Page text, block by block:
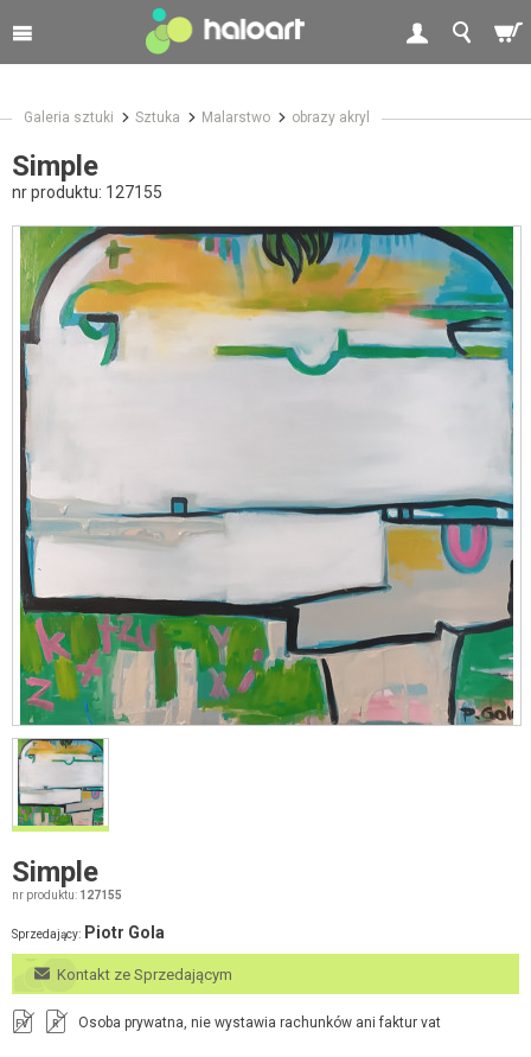
Galeria sztuki Sztuka Malarstwo obrazy akryl
Simple
nr produktu: 127155
Simple
nr produktu: 127155
Sprzedający: Piotr Gola
Kontakt ze Sprzedającym
FV R Osoba prywatna, nie wystawia rachunków ani faktur vat